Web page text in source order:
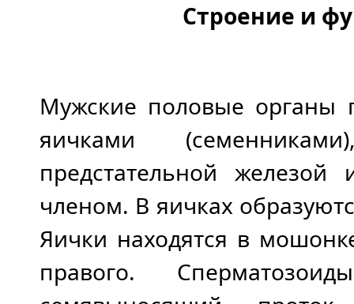
Строение и
Мужские половые органы
яичками
предстательной
членом. В яичках
Яички находятся в
правого.